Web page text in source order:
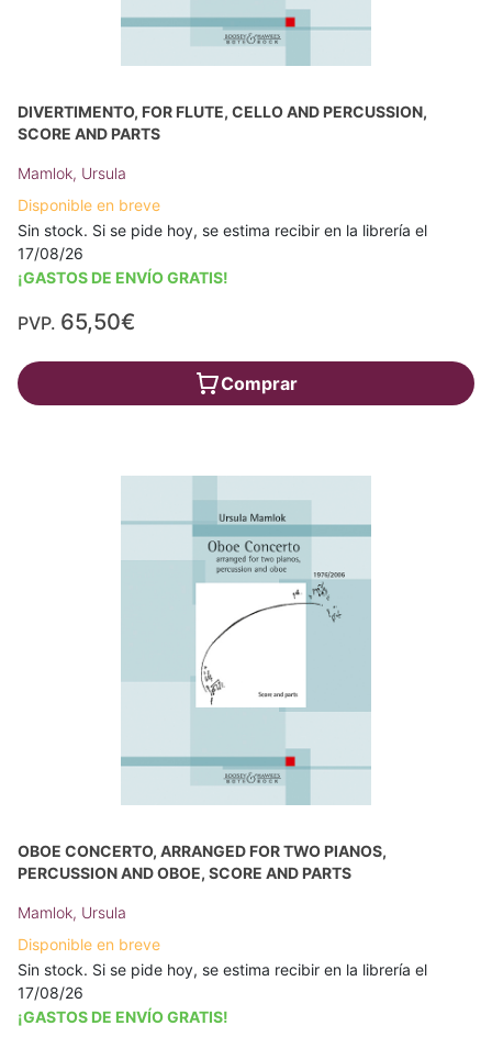
DIVERTIMENTO, FOR FLUTE, CELLO AND PERCUSSION,
SCORE AND PARTS
Mamlok, Ursula
Disponible en breve
Sin stock. Si se pide hoy, se estima recibir en la librería el
17/08/26
¡GASTOS DE ENVÍO GRATIS!
PVP. 65,50€
Comprar
OBOE CONCERTO, ARRANGED FOR TWO PIANOS,
PERCUSSION AND OBOE, SCORE AND PARTS
Mamlok, Ursula
Disponible en breve
Sin stock. Si se pide hoy, se estima recibir en la librería el
17/08/26
¡GASTOS DE ENVÍO GRATIS!